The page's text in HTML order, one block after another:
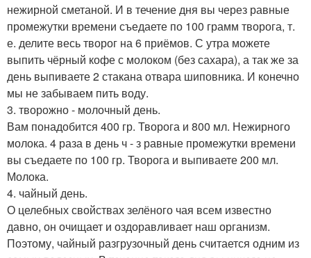
нежирной сметаной. И в течение дня вы через равные
промежутки времени съедаете по 100 грамм творога, т.
е. делите весь творог на 6 приёмов. С утра можете
выпить чёрный кофе с молоком (без сахара), а так же за
день выпиваете 2 стакана отвара шиповника. И конечно
мы не забываем пить воду.
3. творожно - молочный день.
Вам понадобится 400 гр. Творога и 800 мл. Нежирного
молока. 4 раза в день ч - з равные промежутки времени
вы съедаете по 100 гр. Творога и выпиваете 200 мл.
Молока.
4. чайный день.
О целебных свойствах зелёного чая всем известно
давно, он очищает и оздоравливает наш организм.
Поэтому, чайный разгрузочный день считается одним из